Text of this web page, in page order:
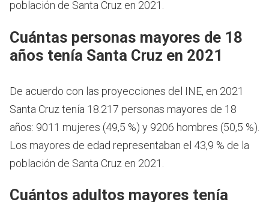
población de Santa Cruz en 2021.
Cuántas personas mayores de 18
años tenía Santa Cruz en 2021
De acuerdo con las proyecciones del INE, en 2021
Santa Cruz tenía 18.217 personas mayores de 18
años: 9011 mujeres (49,5 %) y 9206 hombres (50,5 %).
Los mayores de edad representaban el 43,9 % de la
población de Santa Cruz en 2021.
Cuántos adultos mayores tenía